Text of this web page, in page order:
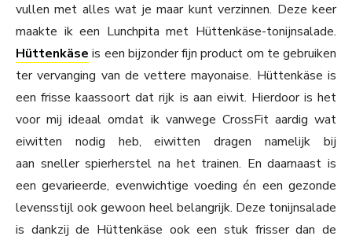
vullen met alles wat je maar kunt verzinnen. Deze keer
maakte ik een Lunchpita met Hüttenkäse-tonijnsalade.
Hüttenkäse is een bijzonder fijn product om te gebruiken
ter vervanging van de vettere mayonaise. Hüttenkäse is
een frisse kaassoort dat rijk is aan eiwit. Hierdoor is het
voor mij ideaal omdat ik vanwege CrossFit aardig wat
eiwitten nodig heb, eiwitten dragen namelijk bij
aan sneller spierherstel na het trainen. En daarnaast is
een gevarieerde, evenwichtige voeding én een gezonde
levensstijl ook gewoon heel belangrijk. Deze tonijnsalade
is dankzij de Hüttenkäse ook een stuk frisser dan de